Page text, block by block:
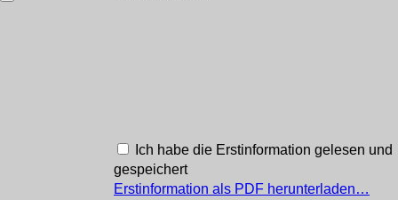
Ich habe die Erstinformation gelesen und
gespeichert
Erstinformation als PDF herunterladen…